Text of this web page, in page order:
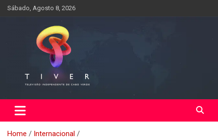
SkipSábado, Agosto 8, 2026
Home
Internacional